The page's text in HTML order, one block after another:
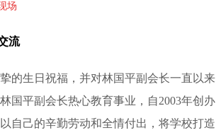
场
流
的生日祝福，并对林国平副会长一直以来
国平副会长热心教育事业，自2003年创办
自己的辛勤劳动和全情付出，将学校打造